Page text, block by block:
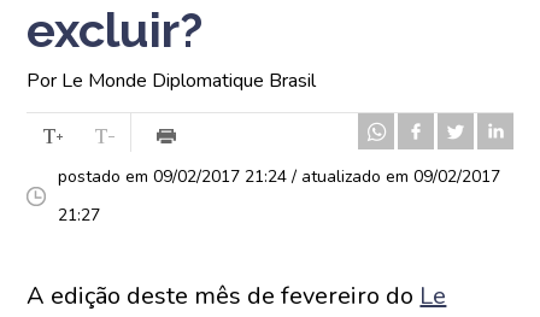
excluir?
Por Le Monde Diplomatique Brasil
postado em 09/02/2017 21:24 / atualizado em 09/02/2017
21:27
A edição deste mês de fevereiro do Le